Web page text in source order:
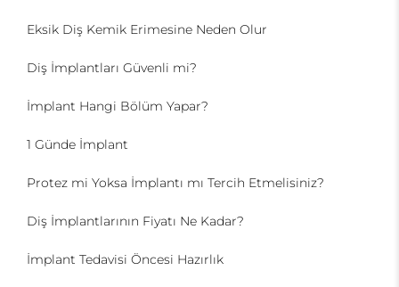
Eksik Diş Kemik Erimesine Neden Olur
Diş İmplantları Güvenli mi?
İmplant Hangi Bölüm Yapar?
1 Günde İmplant
Protez mi Yoksa İmplantı mı Tercih Etmelisiniz?
Diş İmplantlarının Fiyatı Ne Kadar?
İmplant Tedavisi Öncesi Hazırlık